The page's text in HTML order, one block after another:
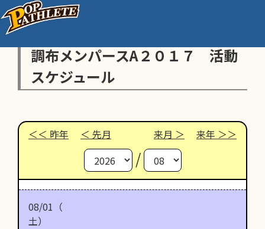
調布メンパースА２０１７ 活動
スケジュール
昨年 先月 来月 来年
/
08/01（
土）